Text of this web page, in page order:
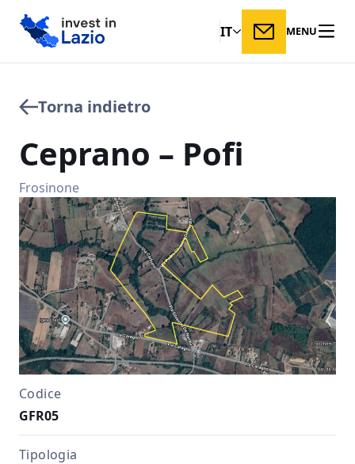
IT MENU
Torna indietro
Ceprano – Pofi
Frosinone
Codice
GFR05
Tipologia